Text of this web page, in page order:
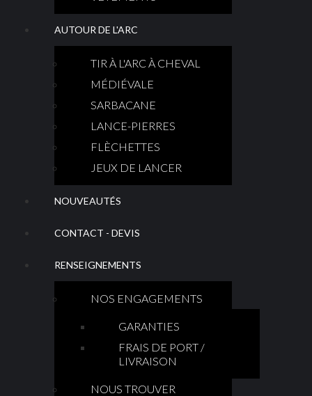
AUTOUR DE L'ARC
TIR À L'ARC À CHEVAL
MÉDIÉVALE
SARBACANE
LANCE-PIERRES
FLÈCHETTES
JEUX DE LANCER
NOUVEAUTÉS
CONTACT - DEVIS
RENSEIGNEMENTS
NOS ENGAGEMENTS
GARANTIES
FRAIS DE PORT /
LIVRAISON
NOUS TROUVER